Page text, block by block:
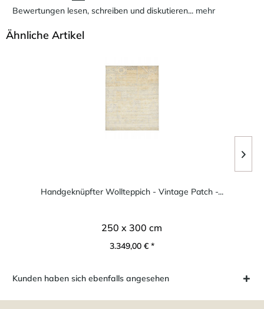
Bewertungen lesen, schreiben und diskutieren... mehr
Ähnliche Artikel
Handgeknüpfter Wollteppich - Vintage Patch -...
250 x 300 cm
3.349,00 € *
Kunden haben sich ebenfalls angesehen